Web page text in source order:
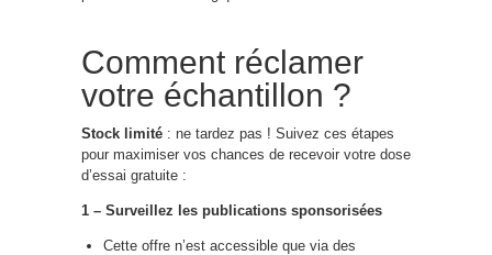
Comment réclamer
votre échantillon ?
Stock limité : ne tardez pas ! Suivez ces étapes
pour maximiser vos chances de recevoir votre dose
d’essai gratuite :
1 – Surveillez les publications sponsorisées
Cette offre n’est accessible que via des